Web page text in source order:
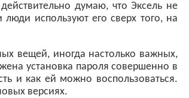
думаю, что Эксель не
люди используют его сверх того, на
вещей, иногда настолько важных,
установка пароля совершенно в
и как ей можно воспользоваться.
версиях.